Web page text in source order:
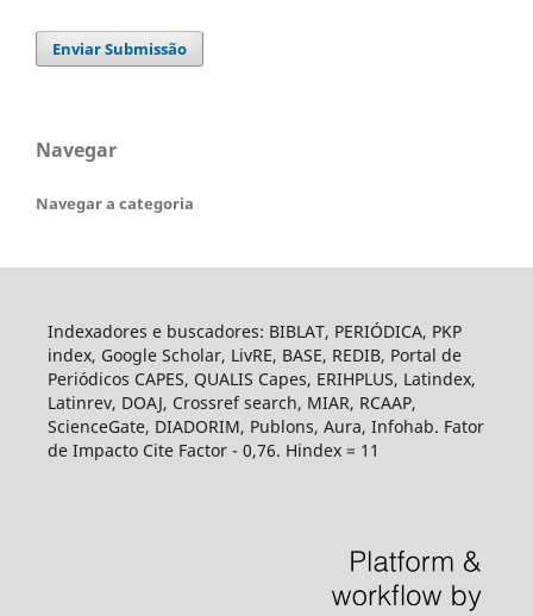
Enviar Submissão
Navegar
Navegar a categoria
Indexadores e buscadores: BIBLAT, PERIÓDICA, PKP
index, Google Scholar, LivRE, BASE, REDIB, Portal de
Periódicos CAPES, QUALIS Capes, ERIHPLUS, Latindex,
Latinrev, DOAJ, Crossref search, MIAR, RCAAP,
ScienceGate, DIADORIM, Publons, Aura, Infohab. Fator
de Impacto Cite Factor - 0,76. Hindex = 11